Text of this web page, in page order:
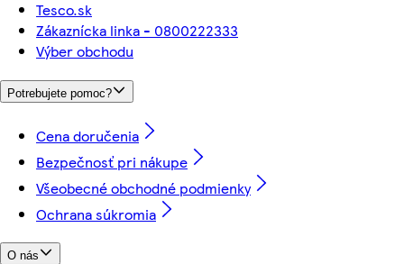
Tesco.sk
Zákaznícka linka - 0800222333
Výber obchodu
Potrebujete pomoc?
Cena doručenia
Bezpečnosť pri nákupe
Všeobecné obchodné podmienky
Ochrana súkromia
O nás